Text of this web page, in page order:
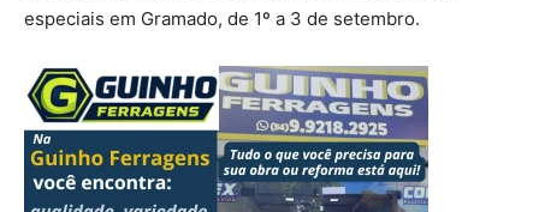
especiais em Gramado, de 1º a 3 de setembro.